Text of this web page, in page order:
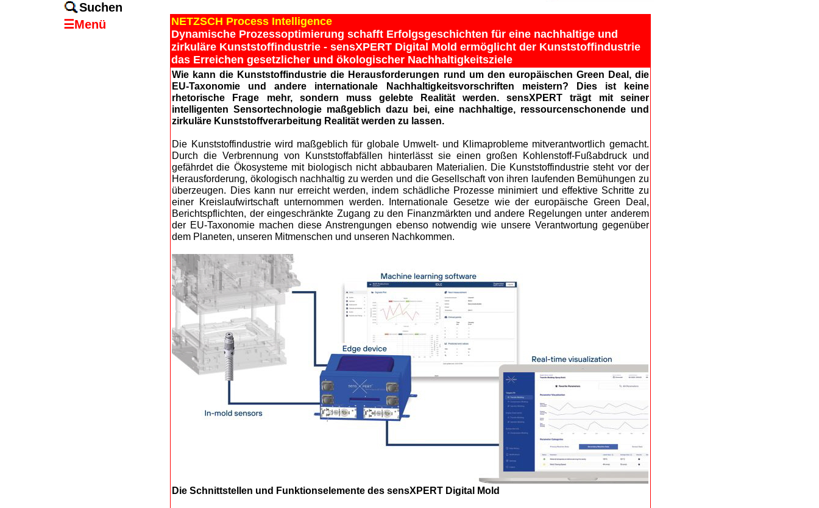
NETZSCH Process Intelligence
Dynamische Prozessoptimierung schafft Erfolgsgeschichten für eine nachhaltige und
zirkuläre Kunststoffindustrie - sensXPERT Digital Mold ermöglicht der Kunststoffindustrie
das Erreichen gesetzlicher und ökologischer Nachhaltigkeitsziele
Wie kann die Kunststoffindustrie die Herausforderungen rund um den europäischen Green Deal, die
EU-Taxonomie und andere internationale Nachhaltigkeitsvorschriften meistern? Dies ist keine
rhetorische Frage mehr, sondern muss gelebte Realität werden. sensXPERT trägt mit seiner
intelligenten Sensortechnologie maßgeblich dazu bei, eine nachhaltige, ressourcenschonende und
zirkuläre Kunststoffverarbeitung Realität werden zu lassen.
Die Kunststoffindustrie wird maßgeblich für globale Umwelt- und Klimaprobleme mitverantwortlich gemacht.
Durch die Verbrennung von Kunststoffabfällen hinterlässt sie einen großen Kohlenstoff-Fußabdruck und
gefährdet die Ökosysteme mit biologisch nicht abbaubaren Materialien. Die Kunststoffindustrie steht vor der
Herausforderung, ökologisch nachhaltig zu werden und die Gesellschaft von ihren laufenden Bemühungen zu
überzeugen. Dies kann nur erreicht werden, indem schädliche Prozesse minimiert und effektive Schritte zu
einer Kreislaufwirtschaft unternommen werden. Internationale Gesetze wie der europäische Green Deal,
Berichtspflichten, der eingeschränkte Zugang zu den Finanzmärkten und andere Regelungen unter anderem
der EU-Taxonomie machen diese Anstrengungen ebenso notwendig wie unsere Verantwortung gegenüber
dem Planeten, unseren Mitmenschen und unseren Nachkommen.
Die Schnittstellen und Funktionselemente des sensXPERT Digital Mold
Suchen
☰Menü